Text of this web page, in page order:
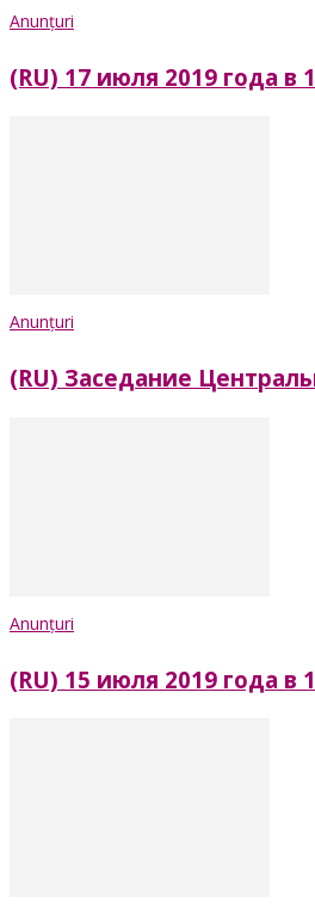
Anunțuri
(RU) 17 июля 2019 года
Anunțuri
(RU) Заседание
Anunțuri
(RU) 15 июля 2019 года